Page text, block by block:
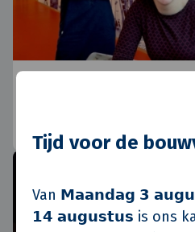
Tijd voor de
Van 𝗠𝗮𝗮𝗻𝗱𝗮𝗴 𝟯
𝟭𝟰 𝗮𝘂𝗴𝘂𝘀𝘁𝘂𝘀 is ons
Het ‘Wow-effect’
Veelzijdige